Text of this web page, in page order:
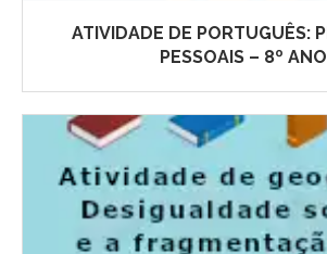
ATIVIDADE DE PORTUGUÊS:
PESSOAIS – 8º ANO